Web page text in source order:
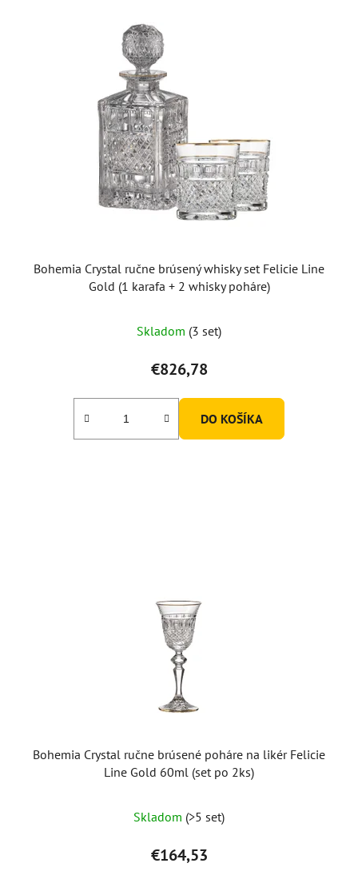
Bohemia Crystal ručne brúsený whisky set Felicie Line
Gold (1 karafa + 2 whisky poháre)
Skladom (3 set)
€826,78
DO KOŠÍKA
Bohemia Crystal ručne brúsené poháre na likér Felicie
Line Gold 60ml (set po 2ks)
Skladom (>5 set)
€164,53